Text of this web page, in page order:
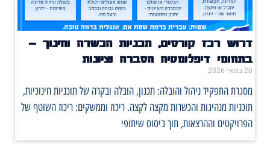
דרוש רכז קורסים, תכניות הכשרה וחינוך –
בתחומי דיפלומטיה הסברה וציונות
20 במאי 2026
מסגרת התפקיד ניהול והובלה: תכנון, הובלה ובקרה של תוכניות חינוכיות,
תוכניות מנהיגות והכשרות מקצה לקצה. ריכוז וממשקים: ריכוז השוטף של
הפרויקטים וההרצאות, תוך ביסוס שיתופי